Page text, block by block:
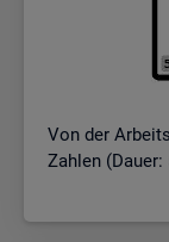
Von der
Zah­len (Dauer: